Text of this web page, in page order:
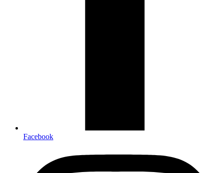
Facebook